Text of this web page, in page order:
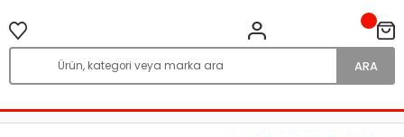
ARA